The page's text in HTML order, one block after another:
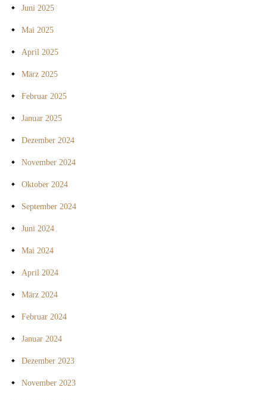
Juni 2025
Mai 2025
April 2025
März 2025
Februar 2025
Januar 2025
Dezember 2024
November 2024
Oktober 2024
September 2024
Juni 2024
Mai 2024
April 2024
März 2024
Februar 2024
Januar 2024
Dezember 2023
November 2023